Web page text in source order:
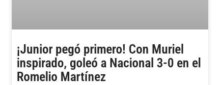
¡Junior pegó primero! Con Muriel
inspirado, goleó a Nacional 3-0 en el
Romelio Martínez